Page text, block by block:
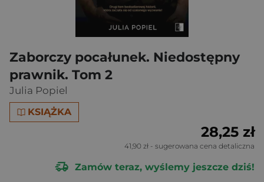
Zaborczy pocałunek. Niedostępny
prawnik. Tom 2
Julia Popiel
KSIĄŻKA
28,25 zł
41,90 zł - sugerowana cena detaliczna
Zamów teraz, wyślemy jeszcze dziś!